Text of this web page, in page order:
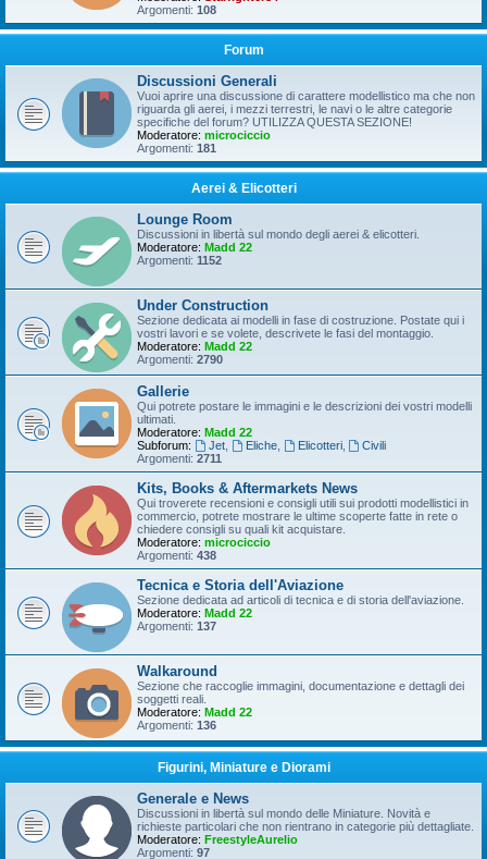
Argomenti: 108
Forum
Discussioni Generali
Vuoi aprire una discussione di carattere modellistico ma che non
riguarda gli aerei, i mezzi terrestri, le navi o le altre categorie
specifiche del forum? UTILIZZA QUESTA SEZIONE!
Moderatore: microciccio
Argomenti: 181
Aerei & Elicotteri
Lounge Room
Discussioni in libertà sul mondo degli aerei & elicotteri.
Moderatore: Madd 22
Argomenti: 1152
Under Construction
Sezione dedicata ai modelli in fase di costruzione. Postate qui i
vostri lavori e se volete, descrivete le fasi del montaggio.
Moderatore: Madd 22
Argomenti: 2790
Gallerie
Qui potrete postare le immagini e le descrizioni dei vostri modelli
ultimati.
Moderatore: Madd 22
Subforum:
Jet, Eliche, Elicotteri,
Civili
Argomenti: 2711
Kits, Books & Aftermarkets News
Qui troverete recensioni e consigli utili sui prodotti modellistici in
commercio, potrete mostrare le ultime scoperte fatte in rete o
chiedere consigli su quali kit acquistare.
Moderatore: microciccio
Argomenti: 438
Tecnica e Storia dell'Aviazione
Sezione dedicata ad articoli di tecnica e di storia dell'aviazione.
Moderatore: Madd 22
Argomenti: 137
Walkaround
Sezione che raccoglie immagini, documentazione e dettagli dei
soggetti reali.
Moderatore: Madd 22
Argomenti: 136
Figurini, Miniature e Diorami
Generale e News
Discussioni in libertà sul mondo delle Miniature. Novità e
richieste particolari che non rientrano in categorie più dettagliate.
Moderatore: FreestyleAurelio
Argomenti: 97